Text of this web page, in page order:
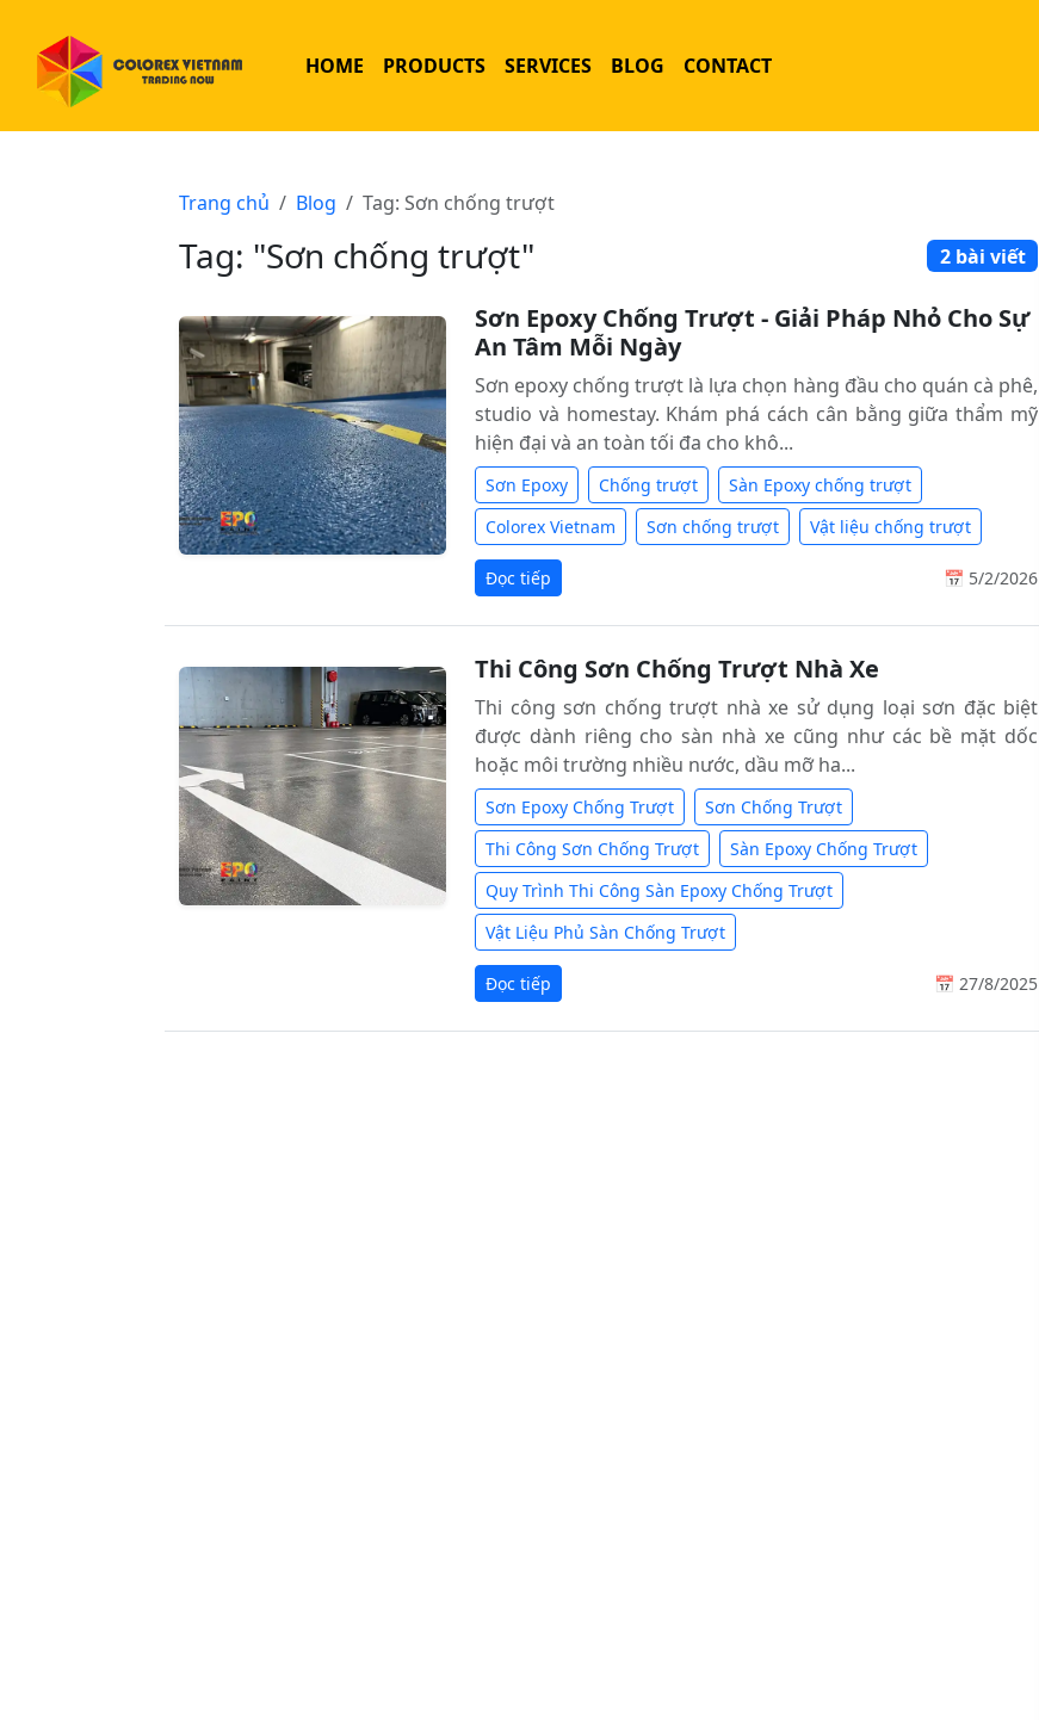
HOME PRODUCTS SERVICES BLOG CONTACT
Trang chủ Blog Tag: Sơn chống trượt
Tag: "Sơn chống trượt" 2 bài viết
Sơn Epoxy Chống Trượt - Giải Pháp Nhỏ Cho Sự
An Tâm Mỗi Ngày
Sơn epoxy chống trượt là lựa chọn hàng đầu cho quán cà phê,
studio và homestay. Khám phá cách cân bằng giữa thẩm mỹ
hiện đại và an toàn tối đa cho khô...
Sơn Epoxy Chống trượt
Sàn Epoxy chống trượt
Colorex Vietnam
Sơn chống trượt Vật liệu chống trượt
Đọc tiếp 📅 5/2/2026
Thi Công Sơn Chống Trượt Nhà Xe
Thi công sơn chống trượt nhà xe sử dụng loại sơn đặc biệt
được dành riêng cho sàn nhà xe cũng như các bề mặt dốc
hoặc môi trường nhiều nước, dầu mỡ ha...
Sơn Epoxy Chống Trượt
Sơn Chống Trượt
Thi Công Sơn Chống Trượt
Sàn Epoxy Chống Trượt
Quy Trình Thi Công Sàn Epoxy Chống Trượt
Vật Liệu Phủ Sàn Chống Trượt
Đọc tiếp 📅 27/8/2025